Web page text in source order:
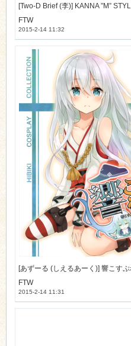
FTW
2015-2-14 11:32
FTW
2015-2-14 11:31